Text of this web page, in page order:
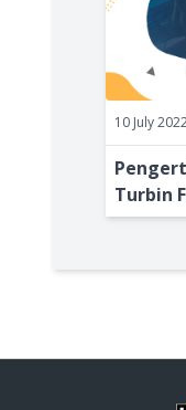
10 July
Turbin